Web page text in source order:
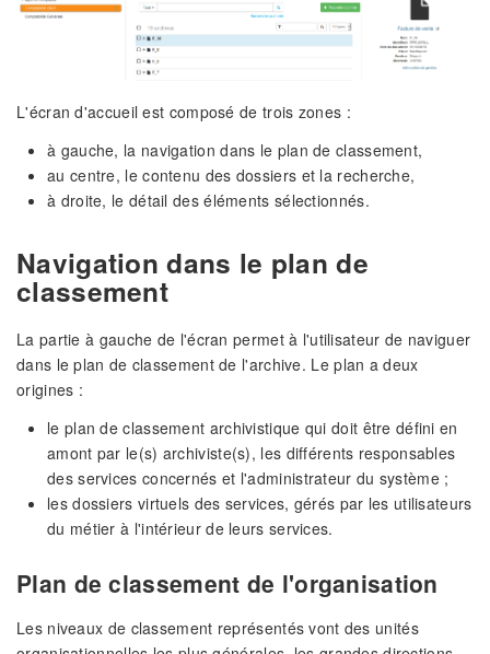
L'écran d'accueil est composé de trois zones :
à gauche, la navigation dans le plan de classement,
au centre, le contenu des dossiers et la recherche,
à droite, le détail des éléments sélectionnés.
Navigation dans le plan de
classement
La partie à gauche de l'écran permet à l'utilisateur de naviguer
dans le plan de classement de l'archive. Le plan a deux
origines :
le plan de classement archivistique qui doit être défini en
amont par le(s) archiviste(s), les différents responsables
des services concernés et l'administrateur du système ;
les dossiers virtuels des services, gérés par les utilisateurs
du métier à l'intérieur de leurs services.
Plan de classement de l'organisation
Les niveaux de classement représentés vont des unités